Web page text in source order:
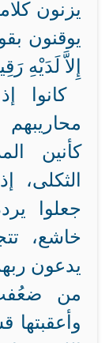
يزنون
يوقنون
إِلاَّ لَدَيْهِ
كانوا
كأنين
الثكلى،
جعلوا
خاشع،
يدعون
من